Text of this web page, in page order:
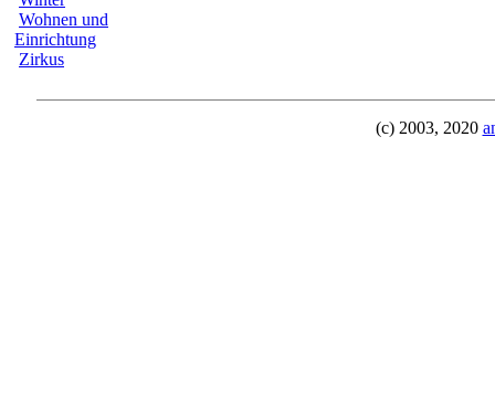
Wohnen und
Einrichtung
Zirkus
(c) 2003, 2020